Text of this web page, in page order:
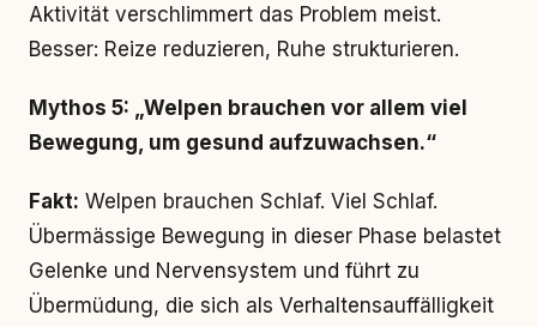
Aktivität verschlimmert das Problem meist.
Besser: Reize reduzieren, Ruhe strukturieren.
Mythos 5: „Welpen brauchen vor allem viel
Bewegung, um gesund aufzuwachsen.“
Fakt: Welpen brauchen Schlaf. Viel Schlaf.
Übermässige Bewegung in dieser Phase belastet
Gelenke und Nervensystem und führt zu
Übermüdung, die sich als Verhaltensauffälligkeit